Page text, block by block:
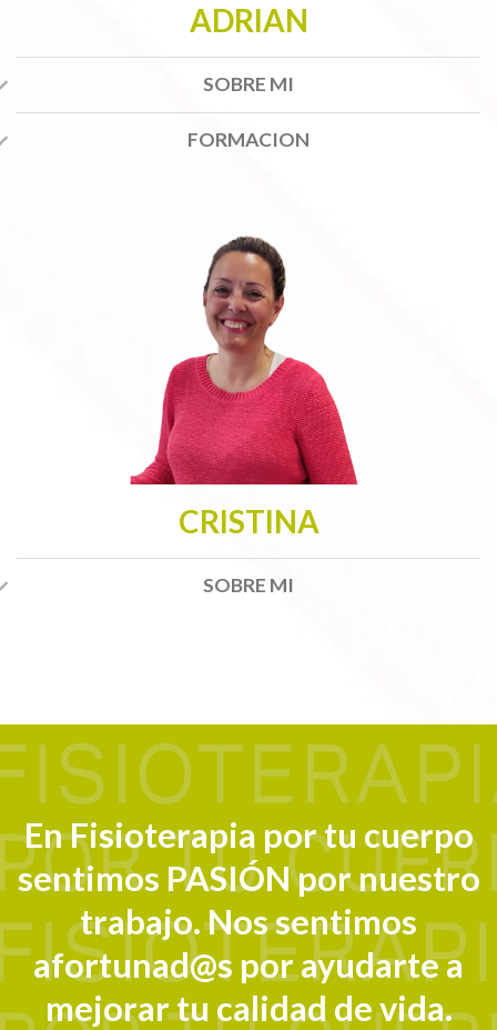
ADRIAN
SOBRE MI
FORMACION
CRISTINA
SOBRE MI
En Fisioterapia por tu cuerpo
sentimos PASIÓN por nuestro
trabajo. Nos sentimos
afortunad@s por ayudarte a
mejorar tu calidad de vida.